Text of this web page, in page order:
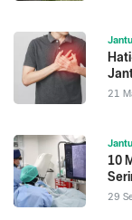
21
10
29